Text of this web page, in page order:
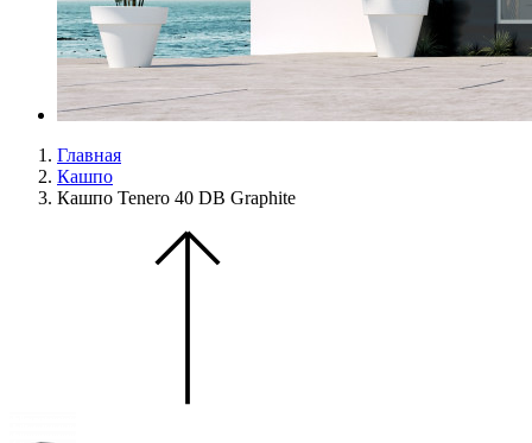
Главная
Кашпо
Кашпо Tenero 40 DB Graphite